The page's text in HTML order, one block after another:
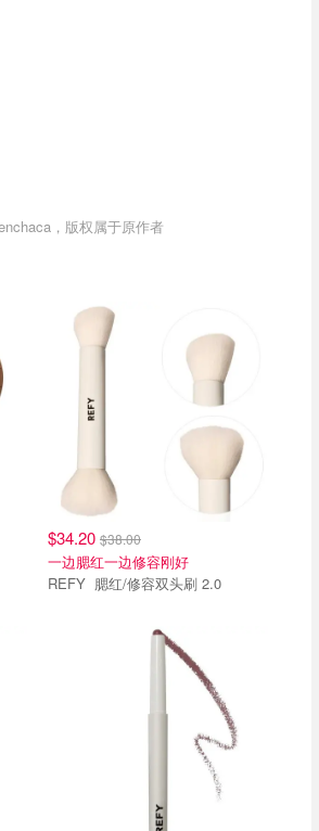
，版权属于原作者
$34.20 $38.00
一边腮红一边修容刚好
REFY 腮红/修容双头刷 2.0